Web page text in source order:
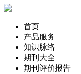
首页
产品服务
知识脉络
期刊大全
期刊评价报告